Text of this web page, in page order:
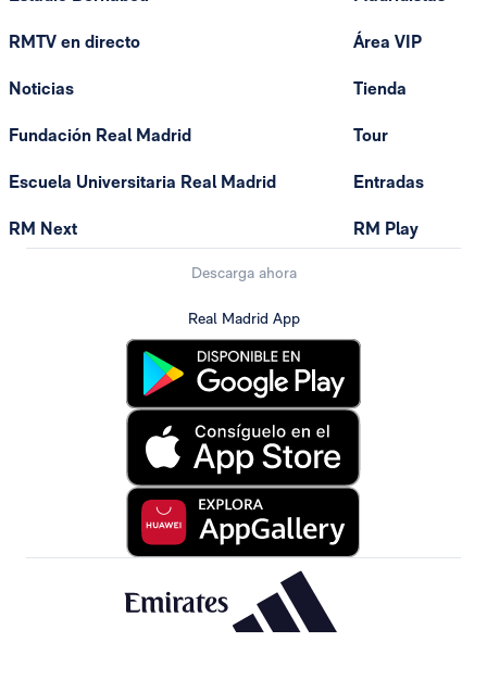
RMTV en directo
Noticias
Fundación Real Madrid
Escuela Universitaria Real Madrid
RM Next
Área VIP
Tienda
Tour
Entradas
RM Play
Descarga ahora
Real Madrid App